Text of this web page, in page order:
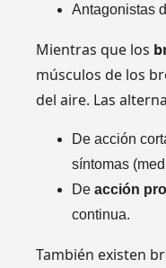
Antagonistas
Mientras que los
músculos de los
del aire. Las
De acción
síntomas
Deacción
continua.
También existen